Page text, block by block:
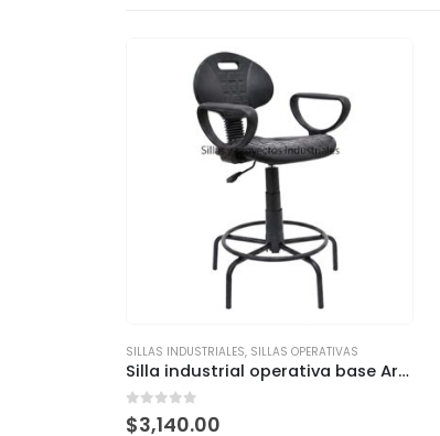
SILLAS INDUSTRIALES, SILLAS OPERATIVAS
Silla industrial operativa base Araña
0 out of 5
$3,140.00